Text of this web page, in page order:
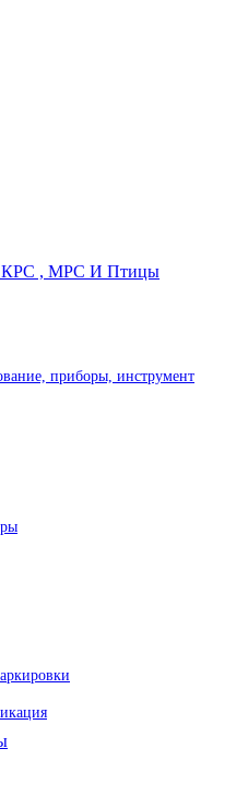
КРС , МРС И Птицы
приборы, инструмент